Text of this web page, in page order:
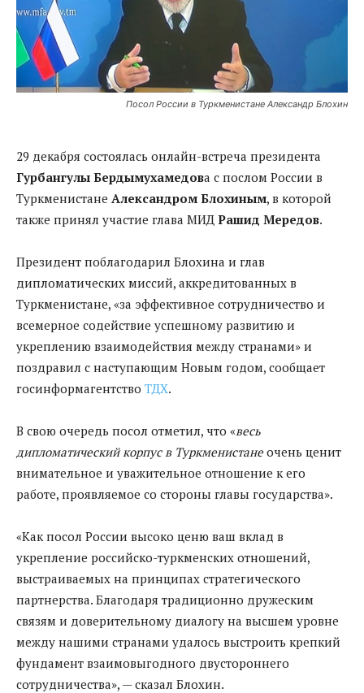
Посол России в Туркменистане Александр Блохин
29 декабря состоялась онлайн-встреча президента
Гурбангулы Бердымухамедова с послом России в
Туркменистане Александром Блохиным, в которой
также принял участие глава МИД Рашид Мередов.
Президент поблагодарил Блохина и глав
дипломатических миссий, аккредитованных в
Туркменистане, «за эффективное сотрудничество и
всемерное содействие успешному развитию и
укреплению взаимодействия между странами» и
поздравил с наступающим Новым годом, сообщает
госинформагентство ТДХ.
В свою очередь посол отметил, что «весь
дипломатический корпус в Туркменистанеочень ценит
внимательное и уважительное отношение к его
работе, проявляемое со стороны главы государства».
«Как посол России высоко ценю ваш вклад в
укрепление российско-туркменских отношений,
выстраиваемых на принципах стратегического
партнерства. Благодаря традиционно дружеским
связям и доверительному диалогу на высшем уровне
между нашими странами удалось выстроить крепкий
фундамент взаимовыгодного двустороннего
сотрудничества», — сказал Блохин.